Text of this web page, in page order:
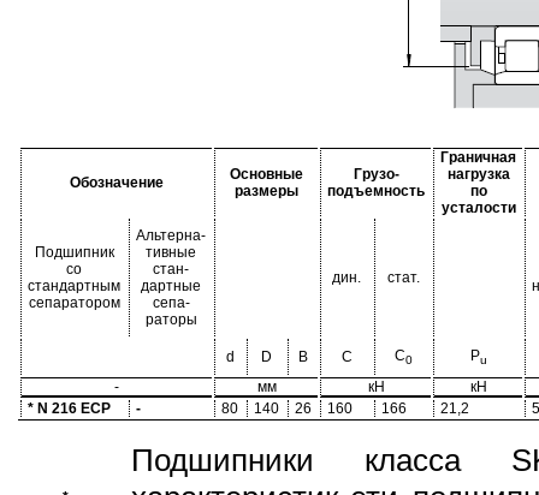
Обозначение
Основные
размеры
Грузо-
подъемность
Граничная
нагрузка
по
усталости
Подшипник
со
стандартным
сепаратором
Альтерна-
тивные
стан-
дартные
сепа-
раторы
дин. стат.
d D B C C0 Pu
- мм кН
кН
* N 216 ECP
- 80 140 26 160 166 21,2
Подшипники класса